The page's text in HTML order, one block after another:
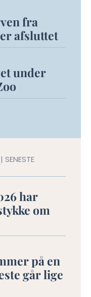
fra
afsluttet
under
| SENESTE
har
om
på en
går lige